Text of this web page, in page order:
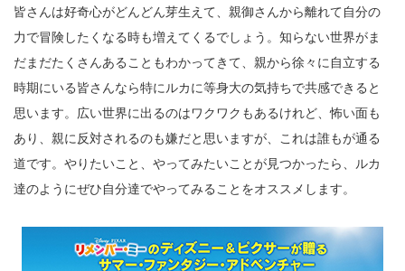
皆さんは好奇心がどんどん芽生えて、親御さんから離れて自分の
力で冒険したくなる時も増えてくるでしょう。知らない世界がま
だまだたくさんあることもわかってきて、親から徐々に自立する
時期にいる皆さんなら特にルカに等身大の気持ちで共感できると
思います。広い世界に出るのはワクワクもあるけれど、怖い面も
あり、親に反対されるのも嫌だと思いますが、これは誰もが通る
道です。やりたいこと、やってみたいことが見つかったら、ルカ
達のようにぜひ自分達でやってみることをオススメします。